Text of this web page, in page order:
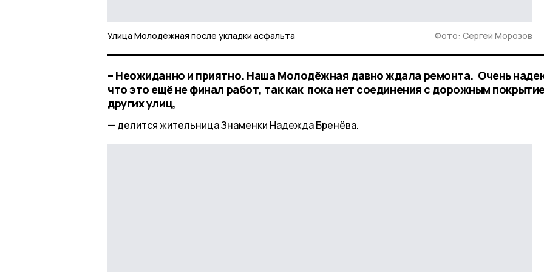
Улица Молодёжная после укладки асфальта Фото: Сергей Морозов
– Неожиданно и приятно. Наша Молодёжная давно ждала ремонта. Очень
что это ещё не финал работ, так как пока нет соединения с дорожным
других улиц,
делится жительница Знаменки Надежда Бренёва.